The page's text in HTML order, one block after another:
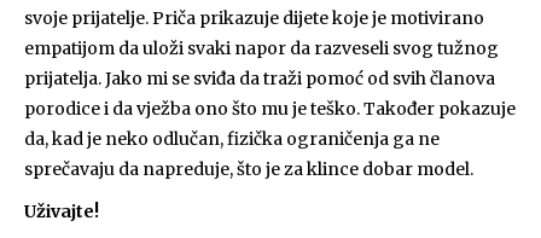
svoje prijatelje. Priča prikazuje dijete koje je motivirano
empatijom da uloži svaki napor da razveseli svog tužnog
prijatelja. Jako mi se sviđa da traži pomoć od svih članova
porodice i da vježba ono što mu je teško. Također pokazuje
da, kad je neko odlučan, fizička ograničenja ga ne
sprečavaju da napreduje, što je za klince dobar model.
Uživajte!